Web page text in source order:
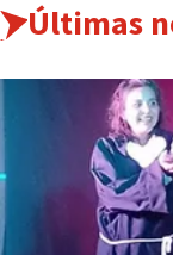
Últimas